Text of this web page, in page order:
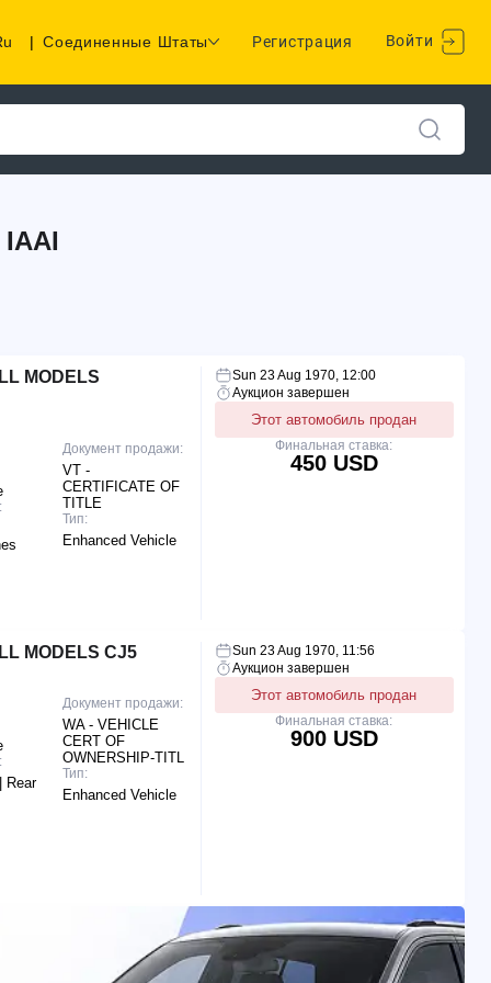
| Соединенные Штаты Регистрация Войти
MODELS
Документ продажи:
VT -
CERTIFICATE OF
TITLE
Тип:
Enhanced Vehicle
Sun 23 Aug 1970, 12:00
Аукцион завершен
Этот автомобиль продан
Финальная ставка:
450 USD
MODELS CJ5
Rear
Документ продажи:
WA - VEHICLE
CERT OF
OWNERSHIP-TITL
Тип:
Enhanced Vehicle
Sun 23 Aug 1970, 11:56
Аукцион завершен
Этот автомобиль продан
Финальная ставка:
900 USD